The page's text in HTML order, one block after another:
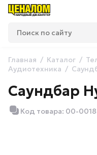
Главная Каталог
Аудиотехника
Саундбар
Код товара: 00-